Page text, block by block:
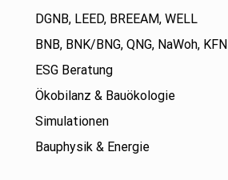
DGNB, LEED, BREEAM, WELL
BNB, BNK/BNG, QNG, NaWoh, KFN
ESG Beratung
Ökobilanz & Bauökologie
Simulationen
Bauphysik & Energie